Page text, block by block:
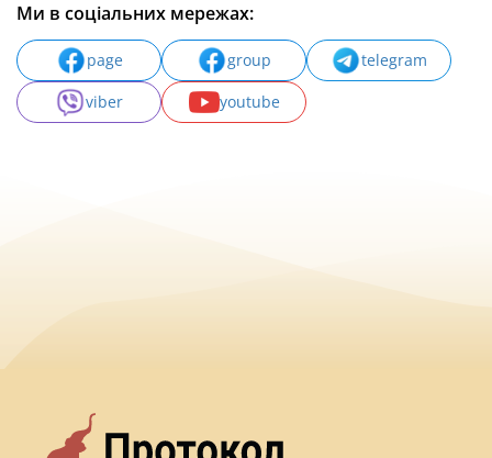
Ми в соціальних мережах:
page group
telegram
viber
youtube